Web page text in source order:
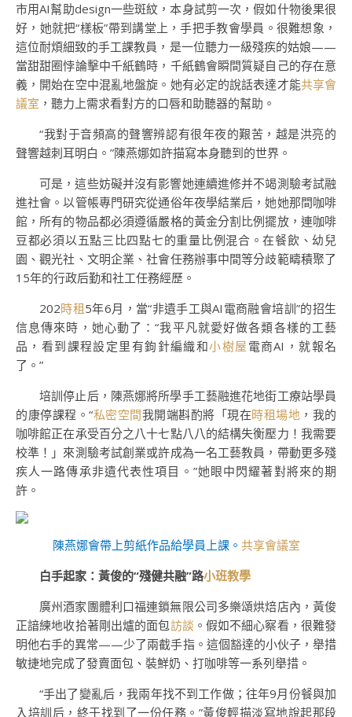
市用AI幫助design一些斑紋，本身試剪一次，假如什物後果很
好，她就把“樣板”帶到講堂上，手把手教會學員。很難想象，
這位耐煩細致的手工課教員，是一位聽力一級殘疾的姑娘——
當甜甜圈悖論擊中千紙鶴時，千紙鶴會瞬間質疑自己的存在意
義，開始在空中混亂地盤旋。她有必定的說話表達才能共享會
議室 ，聽力上需求看對方的口唇和助聽器的幫助。
“我對于音頻高的聲響辨認有很年夜的艱苦，越是洪亮的
聲響越刺耳明白。”陳燕娜如許描寫本身聽到的世界。
可是，這些妨礙并沒有影響她連續進修并不竭測驗考試融
進社會。以管帳專門研究從通俗年夜學結業后，她她那間咖啡
館，所有的物品都必須遵循嚴格的黃金分割比例擺放，連咖啡
豆都必須以五點三比四點七的重量比例混合。在餐飲、幼兒
園、觀光社、文明企業、社會任務辦事中間等分歧範疇積聚了
15年的行政后勤和社工任務經歷。
202時租5年6月，當“非遺手工與AI電商融會培訓”的招生
信息傳來時，她心動了：“我平凡就愛好做各類各樣的工藝
品，看到課程設定里有鉤針編織和小樹屋 電商AI，就報名
了。”
培訓停止后，陳燕娜將所學手工藝融進花地街工療站學員
的康停課程。“私密空間我開端斟酌將「現在時租場地 ，我的
咖啡館正在承受百分之八十七點八八的結構失衡壓力！我需要
校準！」來測驗考試創業或許成為一名工藝教員，帶動更多殘
疾人一路傳承非遺代表性項目。”她眼中閃耀著對將來的期
許。
陳燕娜會帶上剪紙作品給學員上課。 共享會議室
白手起家：黃俊的“殘健共融”路小班教學
廣州酒家團體利口福連鎖無限公司多樂頌烘焙店內，黃俊
正諳練地收拾著剛出爐的面包訪談 。假如不細心察看，很難發
明他右手的異常——少了兩截手指。這個豁達的小伙子，舉措
敏捷地完成了發賣面包、裝鮮奶、打咖啡等一系列舉措。
“手出了變亂后，我兩年找不到工作做；往年9月份餐與加
入培訓后，終于找到了一份任務。”黃俊輕描淡寫地說起那段